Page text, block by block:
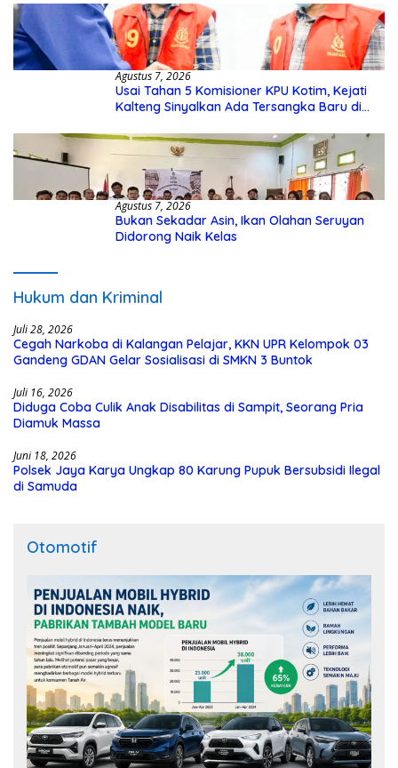
Agustus 7, 2026
Usai Tahan 5 Komisioner KPU Kotim, Kejati
Kalteng Sinyalkan Ada Tersangka Baru di
Agustus 7, 2026
Bukan Sekadar Asin, Ikan Olahan Seruyan
Didorong Naik Kelas
Hukum dan Kriminal
Juli 28, 2026
Cegah Narkoba di Kalangan Pelajar, KKN UPR Kelompok 03
Gandeng GDAN Gelar Sosialisasi di SMKN 3 Buntok
Juli 16, 2026
Diduga Coba Culik Anak Disabilitas di Sampit, Seorang Pria
Diamuk Massa
Juni 18, 2026
Polsek Jaya Karya Ungkap 80 Karung Pupuk Bersubsidi Ilegal
di Samuda
Otomotif